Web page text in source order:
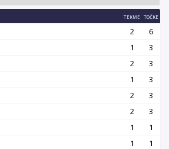
TEKME TOČKE
2
6
1
3
2
3
1
3
2
3
2
3
1
1
1
1